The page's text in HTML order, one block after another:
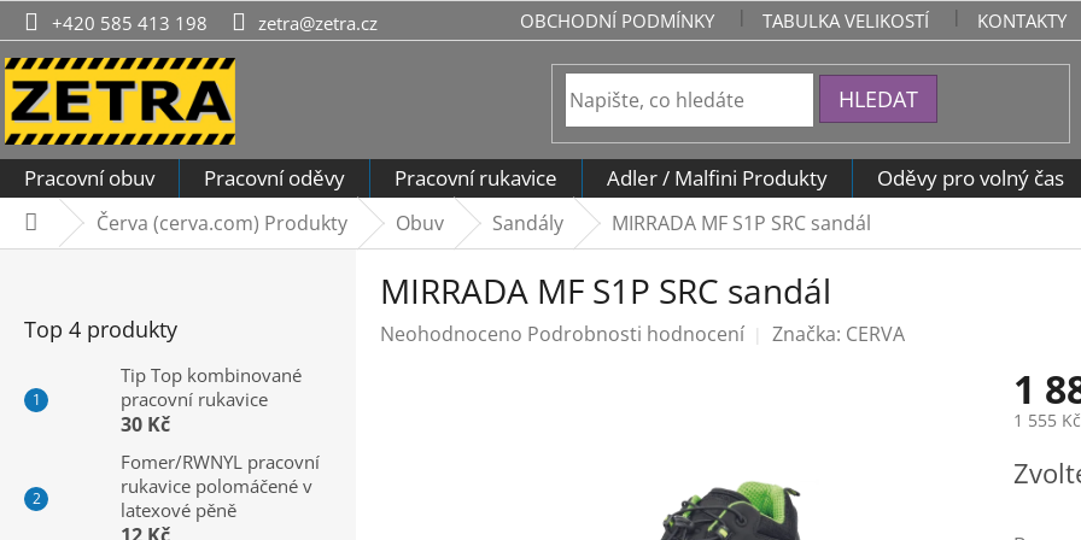
Přejít
na
obsah
+420 585 413 198 zetra@zetra.cz OBCHODNÍ PODMÍNKY TABULKA VELIKOSTÍ KONTAKTY
HLEDAT
Pracovní obuv Pracovní oděvy Pracovní rukavice Adler / Malfini Produkty Oděvy pro volný čas
DomůČerva (cerva.com) Produkty Obuv Sandály MIRRADA MF S1P SRC sandál
Top 4 produkty
Tip Top kombinované
pracovní rukavice
30 Kč
Fomer/RWNYL pracovní
rukavice polomáčené v
latexové pěně
MIRRADA MF S1P SRC sandál
Průměrné
Neohodnoceno Podrobnosti hodnocení Značka: CERVA
1
1 555
cena: